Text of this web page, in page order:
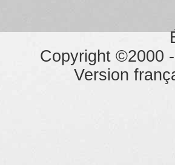
Copyright ©2000
Version